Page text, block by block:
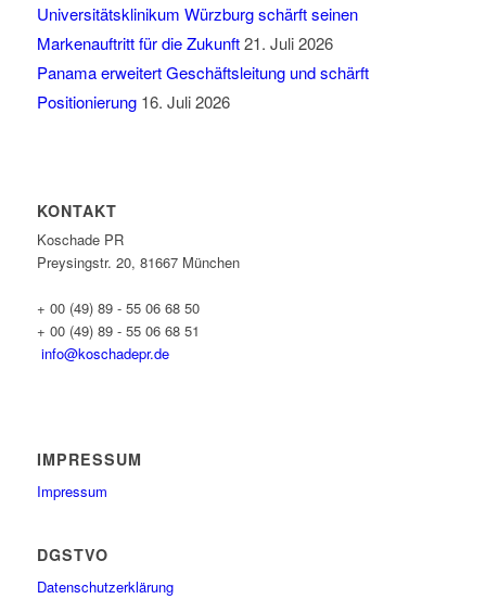
Universitätsklinikum Würzburg schärft seinen
Markenauftritt für die Zukunft 21. Juli 2026
Panama erweitert Geschäftsleitung und schärft
Positionierung 16. Juli 2026
KONTAKT
Koschade PR
Preysingstr. 20, 81667 München
+ 00 (49) 89 - 55 06 68 50
+ 00 (49) 89 - 55 06 68 51
info@koschadepr.de
IMPRESSUM
Impressum
DGSTVO
Datenschutzerklärung